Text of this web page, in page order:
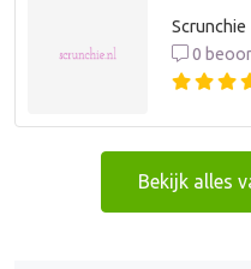
Scrunchie
0
Bekijk alles